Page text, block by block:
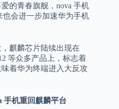
的青春旗舰，nova 手机
也会进一步加速华为手机
麒麟芯片陆续出现在
等众多产品上，标志着
着华为终端进入大反攻
手机重回麒麟平台